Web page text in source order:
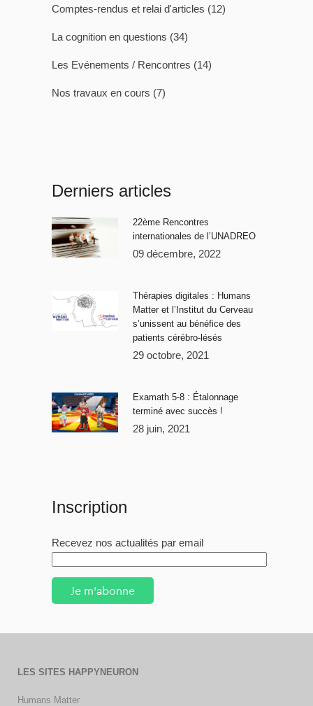
Comptes-rendus et relai d'articles (12)
La cognition en questions (34)
Les Evénements / Rencontres (14)
Nos travaux en cours (7)
Derniers articles
22ème Rencontres
internationales de l’UNADREO
09 décembre, 2022
Thérapies digitales : Humans
Matter et l’Institut du Cerveau
s’unissent au bénéfice des
patients cérébro-lésés
29 octobre, 2021
Examath 5-8 : Étalonnage
terminé avec succès !
28 juin, 2021
Inscription
Recevez nos actualités par email
Je m'abonne
LES SITES HAPPYNEURON
Humans Matter